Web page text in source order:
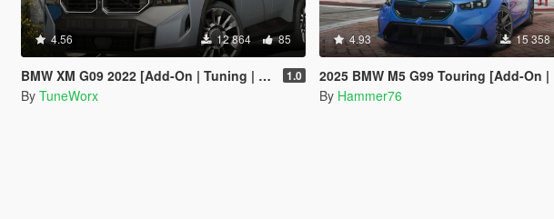
4.56 12 864 85
BMW XM G09 2022 [Add-On | Tuning | LODs] 1.0
By TuneWorx
4.93 15 358
2025 BMW M5 G99 Touring [Add-On | Legacy/Enhanced]
By Hammer76